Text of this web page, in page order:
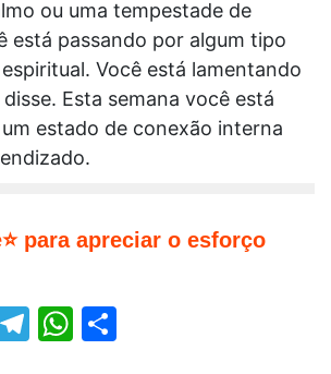
ou uma tempestade de
está passando por algum tipo
Você está lamentando
Esta semana você está
estado de conexão interna
para apreciar o esforço
Telegram
WhatsApp